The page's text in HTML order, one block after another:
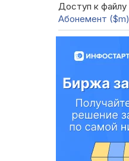
Доступ к файлу
Абонемент ($m)